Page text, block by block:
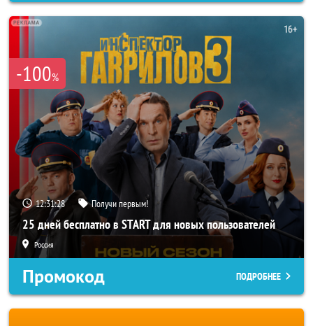
-100%
12:31:26 Получи первым!
25 дней бесплатно в START для новых пользователей
Россия
Промокод ПОДРОБНЕЕ